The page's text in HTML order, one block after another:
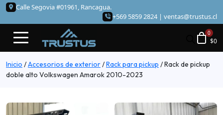
Calle Segovia #01961, Rancagua.
+569 5859 2824 | ventas@trustus.cl
$0
Inicio /Accesorios de exterior/Rack para pickup /Rack de pickup
doble alto Volkswagen Amarok 2010-2023